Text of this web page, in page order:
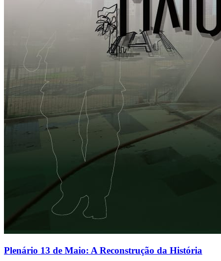
Plenário 13 de Maio: A Reconstrução da História